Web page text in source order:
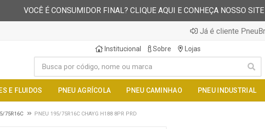
VOCÊ É CONSUMIDOR FINAL? CLIQUE AQUI E CONHEÇA NOSSO
Já é cliente
Institucional Sobre Lojas
E FLUIDOS PNEU AGRÍCOLA PNEU CAMINHAO PNEU INDUSTRIAL
75R16C PNEU 195/75R16C CHAYG H188 8PR PRD